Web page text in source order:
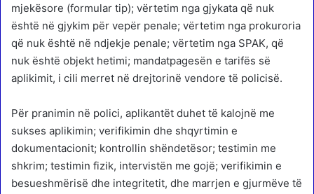
mjekësore (formular tip); vërtetim nga gjykata që nuk
është në gjykim për vepër penale; vërtetim nga prokuroria
që nuk është në ndjekje penale; vërtetim nga SPAK, që
nuk është objekt hetimi; mandatpagesën e tarifës së
aplikimit, i cili merret në drejtorinë vendore të policisë.
Për pranimin në polici, aplikantët duhet të kalojnë me
sukses aplikimin; verifikimin dhe shqyrtimin e
dokumentacionit; kontrollin shëndetësor; testimin me
shkrim; testimin fizik, intervistën me gojë; verifikimin e
besueshmërisë dhe integritetit, dhe marrjen e gjurmëve të